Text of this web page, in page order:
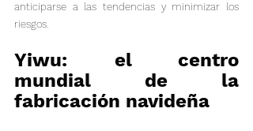
anticiparse a las tendencias y minimizar los
riesgos.
Yiwu: el centro
mundial de la
fabricación navideña